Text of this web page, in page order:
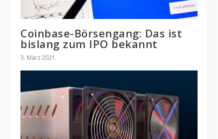
Coinbase-Börsengang: Das ist
bislang zum IPO bekannt
3. März 2021